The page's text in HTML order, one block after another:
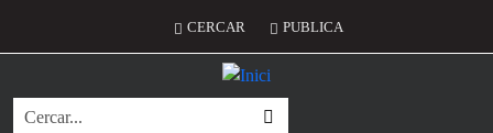
Menú del compte d'usuari
CERCAR PUBLICA
Cerca